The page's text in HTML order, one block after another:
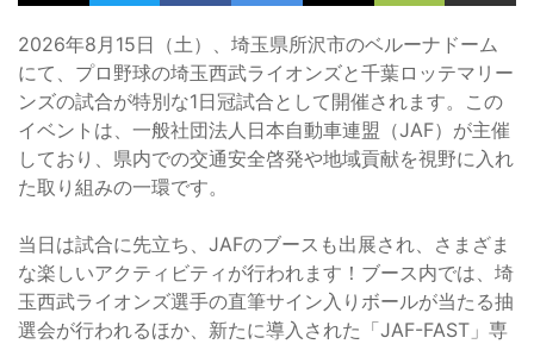
2026年8月15日（土）、埼玉県所沢市のベルーナドーム
にて、プロ野球の埼玉西武ライオンズと千葉ロッテマリー
ンズの試合が特別な1日冠試合として開催されます。この
イベントは、一般社団法人日本自動車連盟（JAF）が主催
しており、県内での交通安全啓発や地域貢献を視野に入れ
た取り組みの一環です。
当日は試合に先立ち、JAFのブースも出展され、さまざま
な楽しいアクティビティが行われます！ブース内では、埼
玉西武ライオンズ選手の直筆サイン入りボールが当たる抽
選会が行われるほか、新たに導入された「JAF-FAST」専